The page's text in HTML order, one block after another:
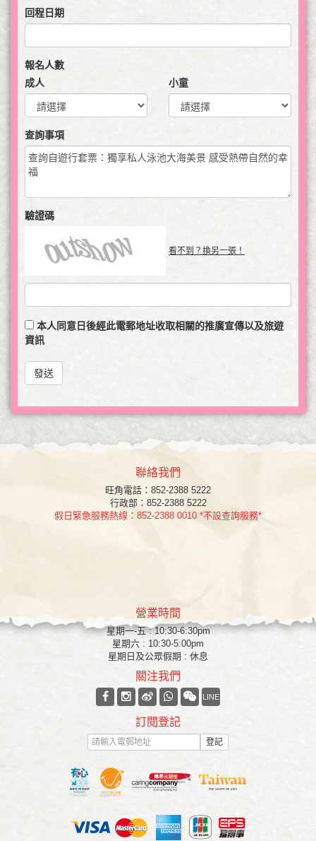
回程日期
報名人數
成人
小童
查詢事項
驗證碼
看不到？換另一張！
本人同意日後經此電郵地址收取相關的推廣宣傳以及旅遊
資訊
發送
聯絡我們
旺角電話：852-2388 5222
行政部：852-2388 5222
假日緊急服務熱線：852-2388 0010 *不設查詢服務*
營業時間
星期一-五 : 10:30-6:30pm
星期六 : 10:30-5:00pm
星期日及公眾假期 : 休息
關注我們
LINE
訂閱登記
登記